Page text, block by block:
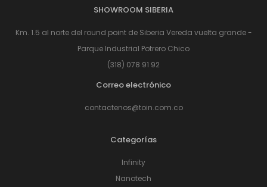
SHOWROOM SIBERIA
Km. 1.5 al norte del round point de Siberia Vereda vuelta grande -
Parque Industrial Potrero Chico
(318) 078 91 92
Correo electrónico
contactenos@toin.com.co
Categorías
Infinity
Nanotech